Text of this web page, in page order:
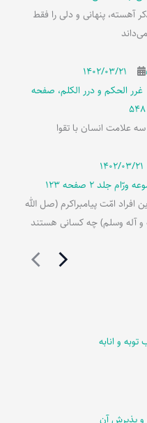
آهسته، پنهانی و دلی را فقط
۱۴۰۲/۰۳/۲۱
غرر الحکم و درر الکلم، صفحه
548
سه علامت انسان با تقوا
۱۴۰۲/۰۳/۲۱
ورّام جلد 2 صفحه 123
افراد امّت پیامبراکرم (صل الله
و آله وسلم) چه کسانی هستند